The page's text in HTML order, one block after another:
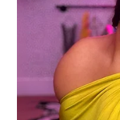
KONSUMEN
LISTRIK
WAHANA
TRAVEL